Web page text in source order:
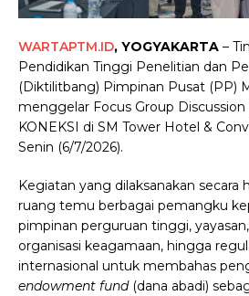
WARTAPTM.ID, YOGYAKARTA –
Pendidikan Tinggi Penelitian dan
(Diktilitbang) Pimpinan Pusat (PP)
menggelar Focus Group
KONEKSI di SM Tower Hotel &
Senin (6/7/2026).
Kegiatan yang dilaksanakan secara
ruang temu berbagai pemangku
pimpinan perguruan tinggi,
organisasi keagamaan, hingga
internasional untuk membahas
endowment fund(dana abadi)